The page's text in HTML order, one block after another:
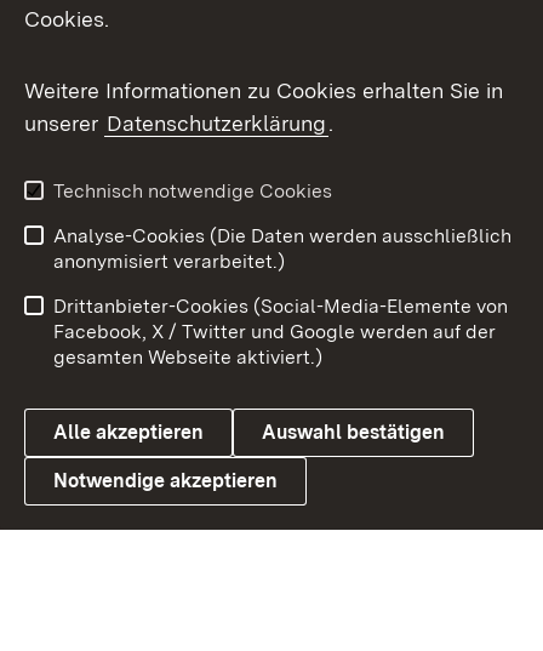
Messenger
Social Wall
X / Twitter
Youtube
Link zum Landesportal
Benutzungshinweise
Barrierefreiheit
Datenschutz
Cookies
Cookies.
Weitere Informationen zu Cookies erhalten Sie in
unserer Datenschutzerklärung.
Technisch notwendige Cookies
Analyse-Cookies (Die Daten werden ausschließlich
anonymisiert verarbeitet.)
Drittanbieter-Cookies (Social-Media-Elemente von
Facebook, X / Twitter und Google werden auf der
gesamten Webseite aktiviert.)
Alle akzeptieren Auswahl bestätigen
Notwendige akzeptieren